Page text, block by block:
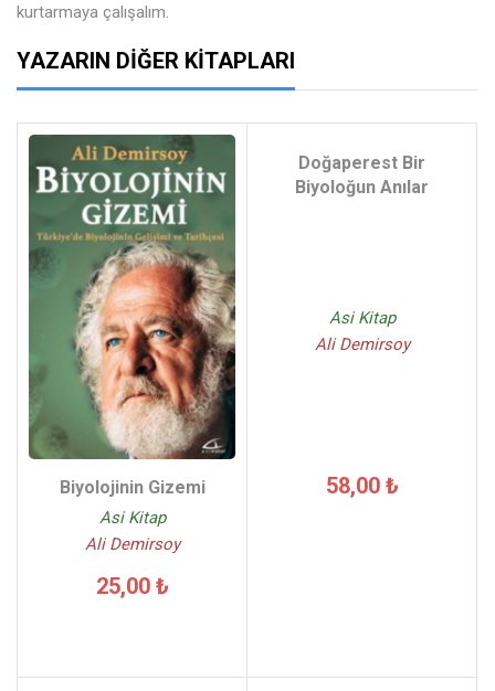
kurtarmaya çalışalım.
YAZARIN DIĞER KITAPLARI
Biyolojinin Gizemi
Asi Kitap
Ali Demirsoy
25,00 ₺
Doğaperest Bir
Biyoloğun Anılar
Asi Kitap
Ali Demirsoy
58,00 ₺